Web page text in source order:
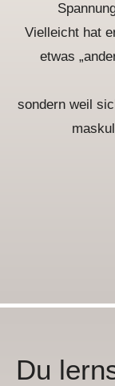
Vielleicht hat
etwas
sondern weil
Du